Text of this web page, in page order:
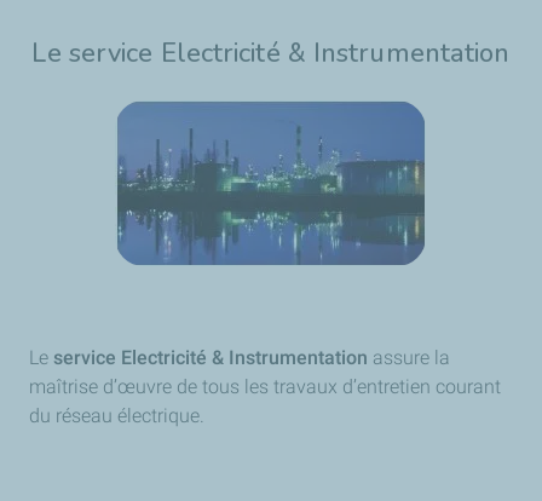
Le service Electricité & Instrumentation
Le service Electricité & Instrumentation assure la
maîtrise d’œuvre de tous les travaux d’entretien courant
du réseau électrique.